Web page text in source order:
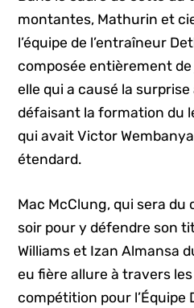
montantes, Mathurin et
l’équipe de l’entraîneur
composée entièrement de
elle qui a causé la
défaisant la formation du
qui avait Victor
étendard.
Mac McClung, qui sera du
soir pour y défendre son
Williams et Izan Almansa
eu fière allure à travers
compétition pour l’Équipe